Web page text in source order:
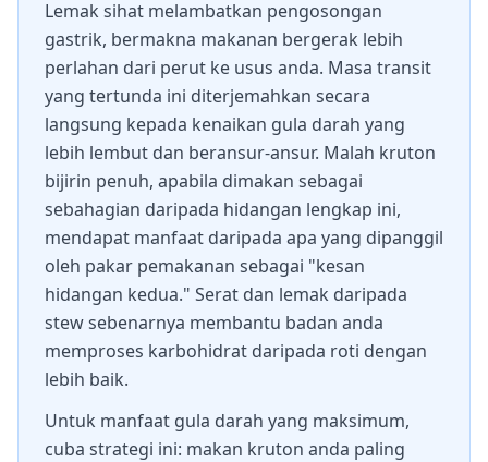
Lemak sihat melambatkan pengosongan
gastrik, bermakna makanan bergerak lebih
perlahan dari perut ke usus anda. Masa transit
yang tertunda ini diterjemahkan secara
langsung kepada kenaikan gula darah yang
lebih lembut dan beransur-ansur. Malah kruton
bijirin penuh, apabila dimakan sebagai
sebahagian daripada hidangan lengkap ini,
mendapat manfaat daripada apa yang dipanggil
oleh pakar pemakanan sebagai "kesan
hidangan kedua." Serat dan lemak daripada
stew sebenarnya membantu badan anda
memproses karbohidrat daripada roti dengan
lebih baik.
Untuk manfaat gula darah yang maksimum,
cuba strategi ini: makan kruton anda paling